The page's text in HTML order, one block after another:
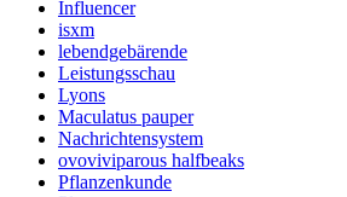
Influencer
isxm
lebendgebärende
Leistungsschau
Lyons
Maculatus pauper
Nachrichtensystem
ovoviviparous halfbeaks
Pflanzenkunde